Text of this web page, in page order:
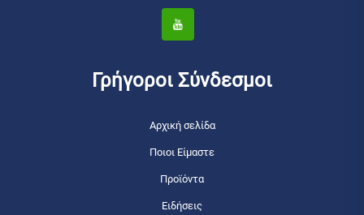
Γρήγοροι Σύνδεσμοι
Αρχική σελίδα
Ποιοι Είμαστε
Προϊόντα
Ειδήσεις